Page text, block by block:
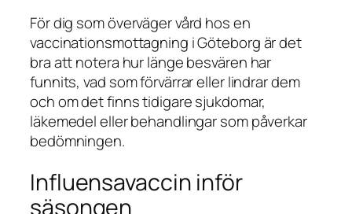
För dig som överväger vård hos en
vaccinationsmottagning i Göteborg är det
bra att notera hur länge besvären har
funnits, vad som förvärrar eller lindrar dem
och om det finns tidigare sjukdomar,
läkemedel eller behandlingar som påverkar
bedömningen.
Influensavaccin inför
säsongen